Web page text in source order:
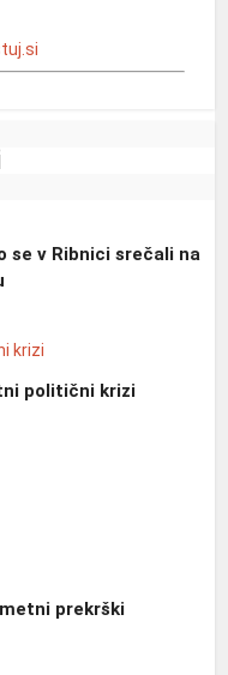
se v Ribnici srečali na
politični krizi
prekrški